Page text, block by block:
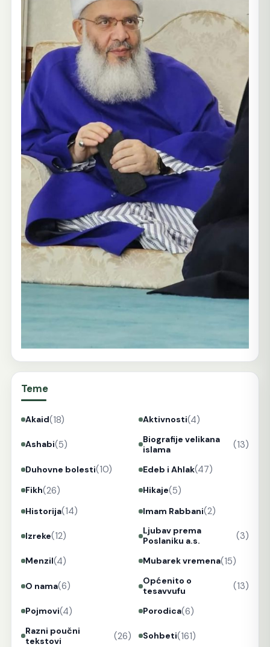
Teme
Akaid(18) Aktivnosti(4)
Ashabi(5)
Biografije velikana
islama
(13)
Duhovne bolesti(10) Edeb i Ahlak(47)
Fikh(26) Hikaje(5)
Historija(14) Imam Rabbani(2)
Izreke(12)
Ljubav prema
Poslaniku a.s.
(3)
Menzil(4) Mubarek vremena(15)
O nama(6)
Općenito o
tesavvufu
(13)
Pojmovi(4) Porodica(6)
Razni poučni
tekstovi
(26) Sohbeti(161)